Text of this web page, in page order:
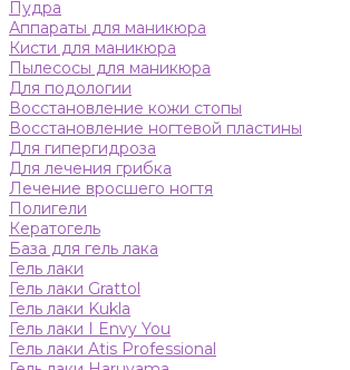
Пудра
Аппараты для маникюра
Кисти для маникюра
Пылесосы для маникюра
Для подологии
Восстановление кожи стопы
Восстановление ногтевой пластины
Для гипергидроза
Для лечения грибка
Лечение вросшего ногтя
Полигели
Кератогель
База для гель лака
Гель лаки
Гель лаки Grattol
Гель лаки Kukla
Гель лаки I Envy You
Гель лаки Atis Professional